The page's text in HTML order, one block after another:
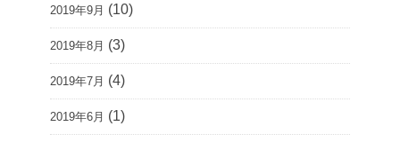
2019年9月 (10)
2019年8月 (3)
2019年7月 (4)
2019年6月 (1)